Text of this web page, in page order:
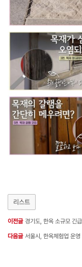
리스트
이전글 경기도, 한옥 소규모 긴
다음글 서울시, 한옥체험업 운영